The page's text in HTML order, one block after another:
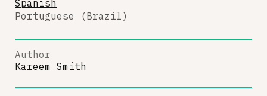
Spanish
Portuguese (Brazil)
Author
Kareem Smith